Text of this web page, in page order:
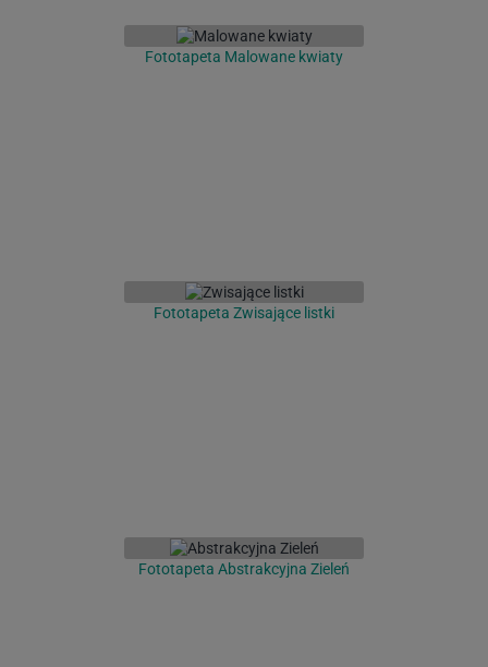
Fototapeta Malowane kwiaty
Fototapeta Zwisające listki
Fototapeta Abstrakcyjna Zieleń